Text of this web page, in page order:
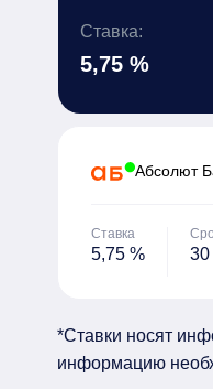
Ставка:
5,75 %
Абсолют
Ставка
5,75 % 30
*Ставки носят
информацию